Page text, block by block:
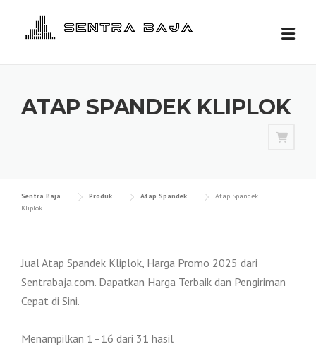
ATAP SPANDEK KLIPLOK
Sentra Baja Produk Atap Spandek
Atap Spandek
Kliplok
Jual Atap Spandek Kliplok, Harga Promo 2025 dari
Sentrabaja.com. Dapatkan Harga Terbaik dan Pengiriman
Cepat di Sini.
Menampilkan 1–16 dari 31 hasil